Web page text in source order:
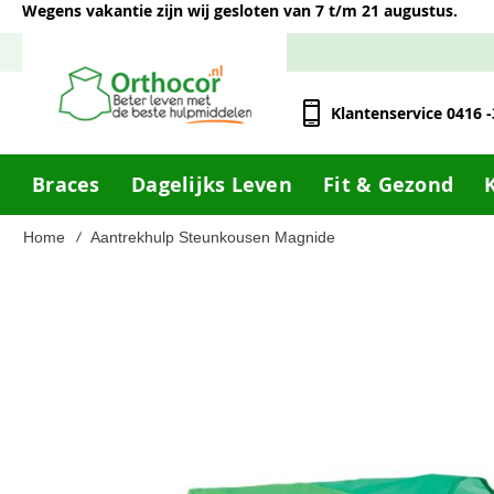
Wegens vakantie zijn wij gesloten van 7 t/m 21 augustus.
Klantenservice 0416
Braces Dagelijks Leven Fit & Gezond
Home Aantrekhulp Steunkousen Magnide